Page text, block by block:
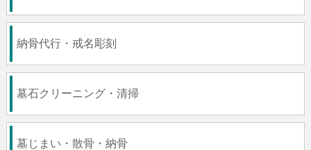
納骨代行・戒名彫刻
墓石クリーニング・清掃
墓じまい・散骨・納骨